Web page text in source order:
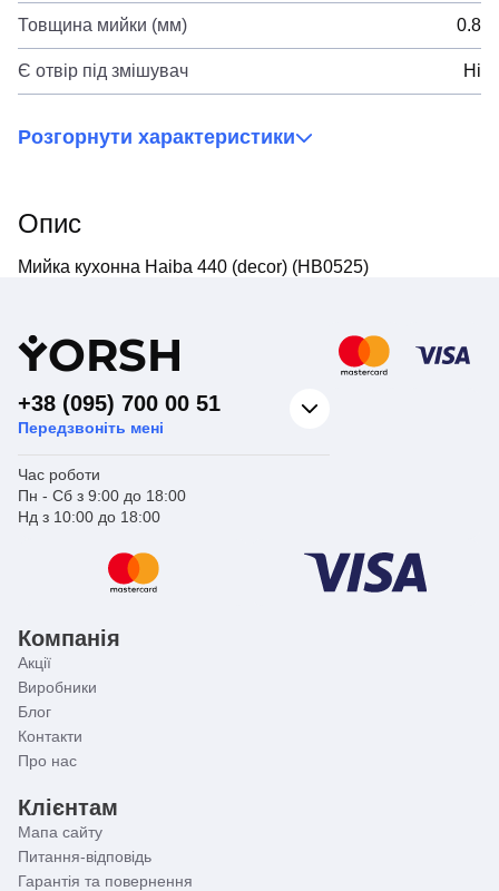
Товщина мийки (мм) 0.8
Є отвір під змішувач Ні
Розгорнути характеристики
Опис
Мийка кухонна Haiba 440 (decor) (HB0525)
YORSH
+38 (095) 700 00 51
Передзвоніть мені
Час роботи
Пн - Сб з 9:00 до 18:00
Нд з 10:00 до 18:00
Компанія
Акції
Виробники
Блог
Контакти
Про нас
Клієнтам
Мапа сайту
Питання-відповідь
Гарантія та повернення